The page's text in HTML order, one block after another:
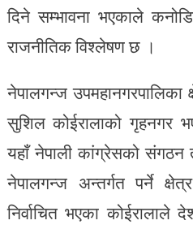
दिने सम्भावना भएकाले
राजनीतिक विश्लेषण छ ।
नेपालगन्ज उपमहानगरपालिका
सुशिल कोईरालाको गृहनगर
यहाँ नेपाली कांग्रेसको
नेपालगन्ज अन्तर्गत पर्ने
निर्वाचित भएका कोईरालाले